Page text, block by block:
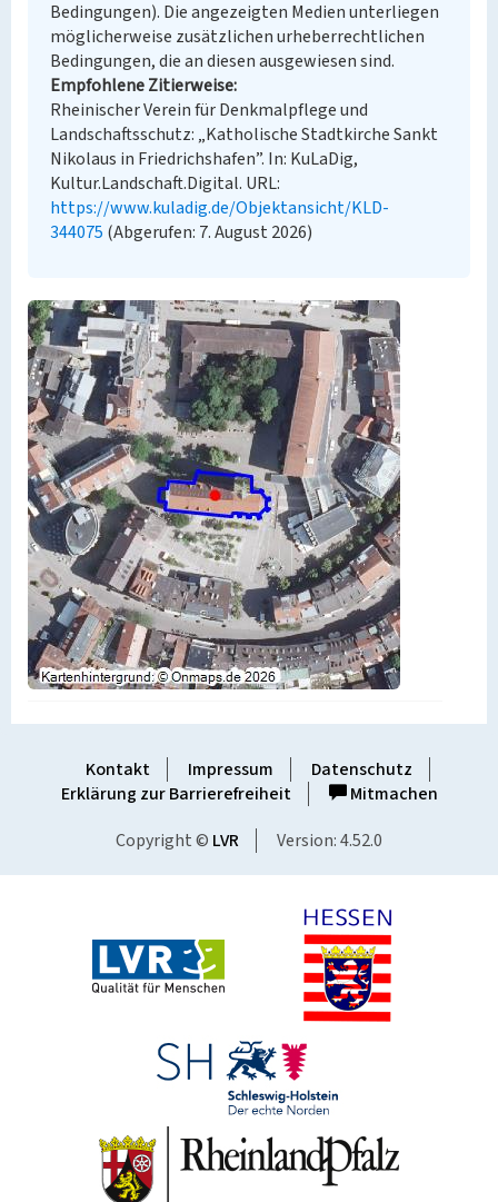
Bedingungen). Die angezeigten Medien unterliegen
möglicherweise zusätzlichen urheberrechtlichen
Bedingungen, die an diesen ausgewiesen sind.
Empfohlene Zitierweise
Rheinischer Verein für Denkmalpflege und
Landschaftsschutz: „Katholische Stadtkirche Sankt
Nikolaus in Friedrichshafen”. In: KuLaDig,
Kultur.Landschaft.Digital. URL:
https://www.kuladig.de/Objektansicht/KLD-
344075 (Abgerufen: 7. August 2026)
Kontakt Impressum
Datenschutz
Erklärung zur Barrierefreiheit
Mitmachen
Copyright © LVR Version: 4.52.0